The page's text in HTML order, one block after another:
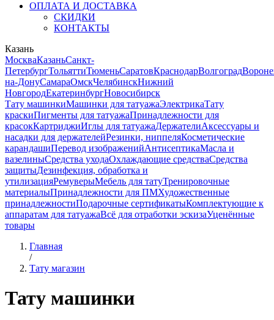
ОПЛАТА И ДОСТАВКА
СКИДКИ
КОНТАКТЫ
Казань
МоскваКазаньСанкт-
ПетербургТольяттиТюменьСаратовКраснодарВолгоград
на-ДонуСамараОмскЧелябинскНижний
НовгородЕкатеринбургНовосибирск
Тату машинкиМашинки для татуажаЭлектрикаТату
краскиПигменты для татуажаПринадлежности для
красокКартриджиИглы для татуажаДержателиАксессуары и
насадки для держателейРезинки, ниппеляКосметические
карандашиПеревод изображенийАнтисептикаМасла и
вазелиныСредства уходаОхлаждающие средстваСредства
защитыДезинфекция, обработка и
утилизацияРемуверыМебель для татуТренировочные
материалыПринадлежности для ПМХудожественные
принадлежностиПодарочные сертификатыКомплектующие к
аппаратам для татуажаВсё для отработки эскизаУценённые
товары
Главная
/
Тату магазин
Тату машинки